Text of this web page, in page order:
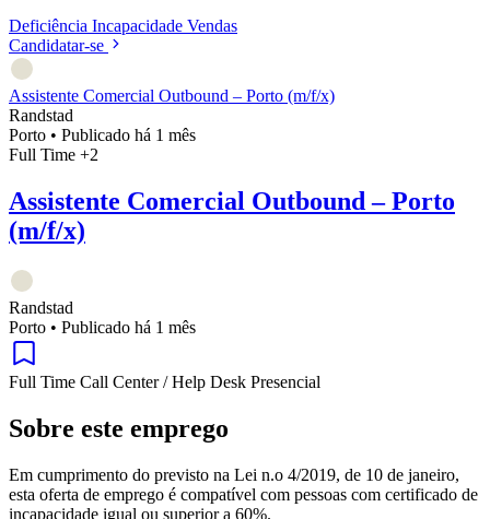
Deficiência Incapacidade Vendas
Candidatar-se
Assistente Comercial Outbound – Porto (m/f/x)
Randstad
Porto • Publicado há 1 mês
Full Time +2
Assistente Comercial Outbound – Porto
(m/f/x)
Randstad
Porto • Publicado há 1 mês
Full Time Call Center / Help Desk Presencial
Sobre este emprego
Em cumprimento do previsto na Lei n.o 4/2019, de 10 de janeiro,
esta oferta de emprego é compatível com pessoas com certificado de
incapacidade igual ou superior a 60%.